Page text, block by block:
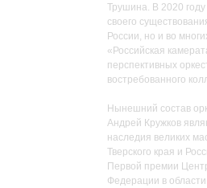
Трушина. В 2020
своего
России, но и во
«Российская
перспективных
востребованного
Нынешний состав
Андрей Кружков
наследия великих
Тверского края и
Первой премии
Федерации в области